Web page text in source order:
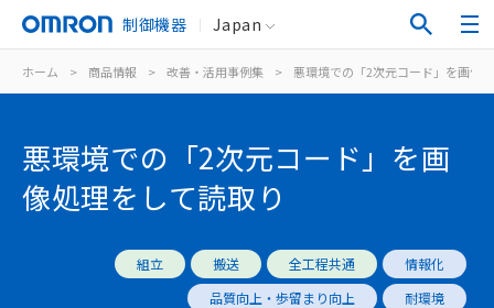
制御機器 Japan
ホーム > 商品情報 > 改善・活用事例集 > 悪環境での「2次元コード」を画像
悪環境での「2次元コード」を画
像処理をして読取り
組立 搬送 全工程共通
情報化
品質向上・歩留まり向上
耐環境